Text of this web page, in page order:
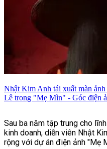
Nhật Kim Anh tái xuất màn
Lê trong "Mẹ Mìn" - Góc điện
Sau ba năm tập trung cho
kinh doanh, diễn viên Nhật
rộng với dự án điện ảnh "Mẹ